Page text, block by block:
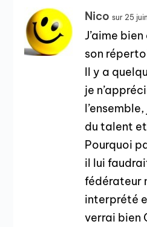
Nico sur 25
J’aime
son
Il y a
je
du talent
Pourquoi
il lui
fédérateur
interprété
verrai bien